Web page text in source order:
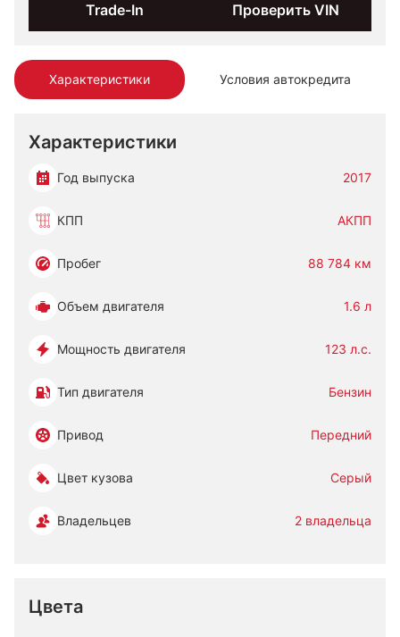
Характеристики Условия автокредита
Характеристики
Год выпуска 2017
КПП АКПП
Пробег 88 784 км
Объем двигателя 1.6 л
Мощность двигателя 123 л.с.
Тип двигателя Бензин
Привод Передний
Цвет кузова Серый
Владельцев 2 владельца
Цвета
Trade-In Проверить VIN